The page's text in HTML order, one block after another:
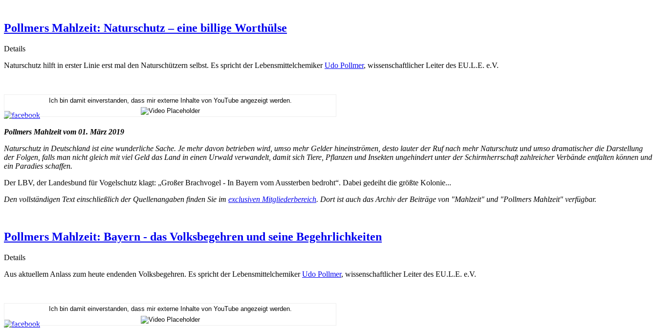
Pollmers Mahlzeit: Naturschutz – eine billige Worthülse
Details
Naturschutz hilft in erster Linie erst mal den Naturschützern selbst. Es spricht der LebensmittelchemikerUdo Pollmer, wissenschaftlicher Leiter des EU.L.E. e.V.
Ich bin damit einverstanden, dass mir externe Inhalte von YouTube angezeigt werden.
Pollmers Mahlzeit vom 01. März 2019
Naturschutz in Deutschland ist eine wunderliche Sache. Je mehr davon betrieben wird, umso mehr Gelder hineinströmen, desto lauter der Ruf nach mehr Naturschutz und umso dramatischer die Darstellung
der Folgen, falls man nicht gleich mit viel Geld das Land in einen Urwald verwandelt, damit sich Tiere, Pflanzen und Insekten ungehindert unter der Schirmherrschaft zahlreicher Verbände entfalten können und
ein Paradies schaffen.
Der LBV, der Landesbund für Vogelschutz klagt: „Großer Brachvogel - In Bayern vom Aussterben bedroht“. Dabei gedeiht die größte Kolonie...
Den vollständigen Text einschließlich der Quellenangaben finden Sie im exclusiven Mitgliederbereich. Dort ist auch das Archiv der Beiträge von "Mahlzeit" und "Pollmers Mahlzeit" verfügbar.
Pollmers Mahlzeit: Bayern - das Volksbegehren und seine Begehrlichkeiten
Details
Aus aktuellem Anlass zum heute endenden Volksbegehren. Es spricht der LebensmittelchemikerUdo Pollmer, wissenschaftlicher Leiter des EU.L.E. e.V.
Ich bin damit einverstanden, dass mir externe Inhalte von YouTube angezeigt werden.